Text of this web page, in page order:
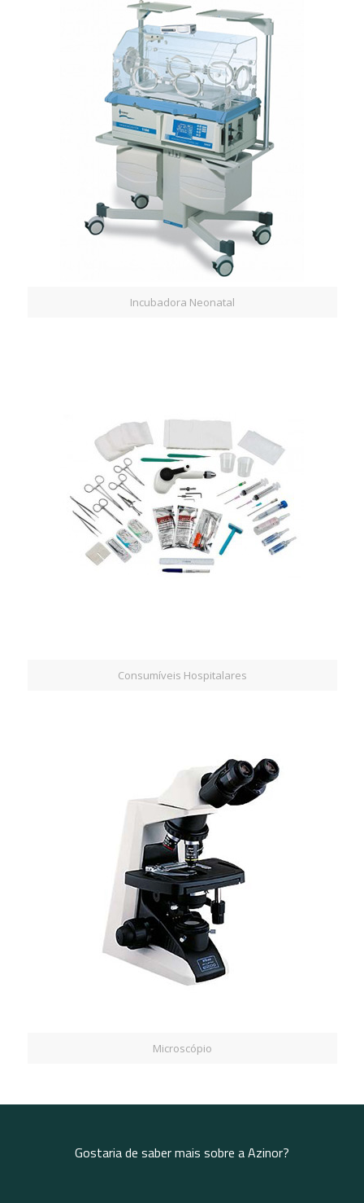
Incubadora Neonatal
Consumíveis Hospitalares
Microscópio
Gostaria de saber mais sobre a Azinor?